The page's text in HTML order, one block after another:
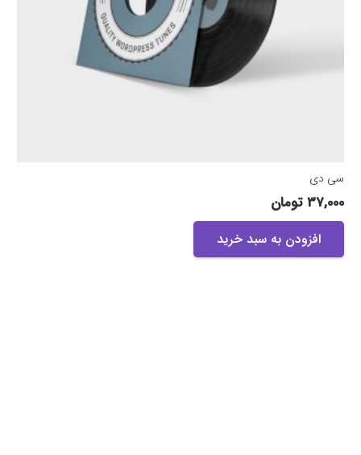
سی دی
37,000تومان
افزودن به سبد خرید